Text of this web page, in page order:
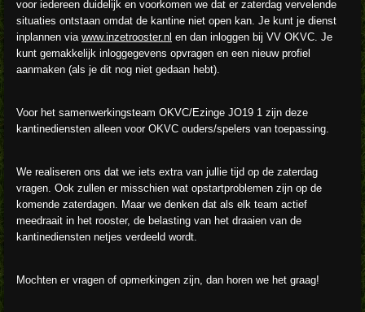
voor iedereen duidelijk en voorkomen we dat er zaterdag vervelende
situaties ontstaan omdat de kantine niet open kan. Je kunt je dienst
inplannen via www.inzetrooster.nl en dan inloggen bij VV OKVC. Je
kunt gemakkelijk inloggegevens opvragen en een nieuw profiel
aanmaken (als je dit nog niet gedaan hebt).
Voor het samenwerkingsteam OKVC/Ezinge JO19 1 zijn deze
kantinediensten alleen voor OKVC ouders/spelers van toepassing.
We realiseren ons dat we iets extra van jullie tijd op de zaterdag
vragen. Ook zullen er misschien wat opstartproblemen zijn op de
komende zaterdagen. Maar we denken dat als elk team actief
meedraait in het rooster, de belasting van het draaien van de
kantinediensten netjes verdeeld wordt.
Mochten er vragen of opmerkingen zijn, dan horen we het graag!